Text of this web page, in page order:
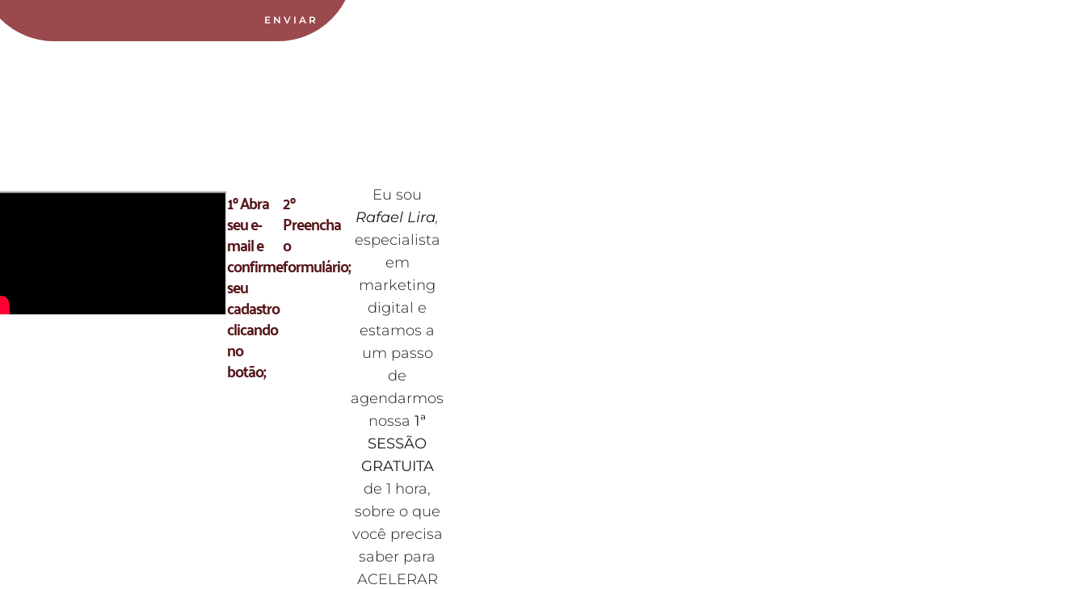
ENVIAR
1º Abra
seu e-
mail e
confirme
seu
cadastro
clicando
no
botão;
2º
Preencha
o
formulário;
Eu sou
Rafael Lira,
especialista
em
marketing
digital e
estamos a
um passo
de
agendarmos
nossa1ª
SESSÃO
GRATUITA
de 1 hora,
sobre o que
você precisa
saber para
ACELERAR